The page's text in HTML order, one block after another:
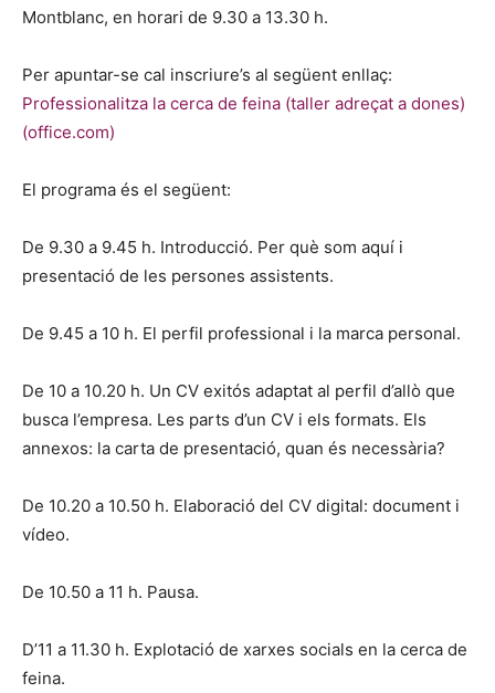
Montblanc, en horari de 9.30 a 13.30 h.
Per apuntar-se cal inscriure’s al següent enllaç:
Professionalitza la cerca de feina (taller adreçat a dones)
(office.com)
El programa és el següent:
De 9.30 a 9.45 h. Introducció. Per què som aquí i
presentació de les persones assistents.
De 9.45 a 10 h. El perfil professional i la marca personal.
De 10 a 10.20 h. Un CV exitós adaptat al perfil d’allò que
busca l’empresa. Les parts d’un CV i els formats. Els
annexos: la carta de presentació, quan és necessària?
De 10.20 a 10.50 h. Elaboració del CV digital: document i
vídeo.
De 10.50 a 11 h. Pausa.
D’11 a 11.30 h. Explotació de xarxes socials en la cerca de
feina.